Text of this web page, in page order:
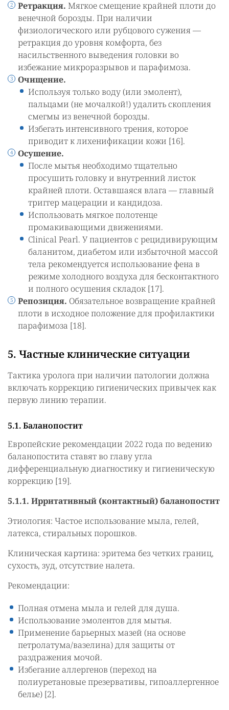
Ретракция. Мягкое смещение крайней плоти до
венечной борозды. При наличии
физиологического или рубцового сужения —
ретракция до уровня комфорта, без
насильственного выведения головки во
избежание микроразрывов и парафимоза.
Очищение.
Используя только воду (или эмолент),
пальцами (не мочалкой!) удалить скопления
смегмы из венечной борозды.
Избегать интенсивного трения, которое
приводит к лихенификации кожи [16].
Осушение.
После мытья необходимо тщательно
просушить головку и внутренний листок
крайней плоти. Оставшаяся влага — главный
триггер мацерации и кандидоза.
Использовать мягкое полотенце
промакивающими движениями.
Clinical Pearl. У пациентов с рецидивирующим
баланитом, диабетом или избыточной массой
тела рекомендуется использование фена в
режиме холодного воздуха для бесконтактного
и полного осушения складок [17].
Репозиция. Обязательное возвращение крайней
плоти в исходное положение для профилактики
парафимоза [18].
5. Частные клинические ситуации
Тактика уролога при наличии патологии должна
включать коррекцию гигиенических привычек как
первую линию терапии.
5.1. Баланопостит
Европейские рекомендации 2022 года по ведению
баланопостита ставят во главу угла
дифференциальную диагностику и гигиеническую
коррекцию [19].
5.1.1. Ирритативный (контактный) баланопостит
Этиология: Частое использование мыла, гелей,
латекса, стиральных порошков.
Клиническая картина: эритема без четких границ,
сухость, зуд, отсутствие налета.
Рекомендации:
Полная отмена мыла и гелей для душа.
Использование эмолентов для мытья.
Применение барьерных мазей (на основе
петролатума/вазелина) для защиты от
раздражения мочой.
Избегание аллергенов (переход на
полиуретановые презервативы, гипоаллергенное
белье) [2].